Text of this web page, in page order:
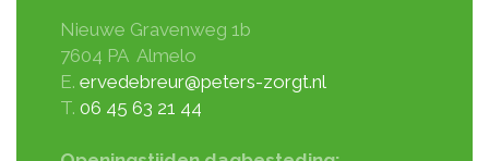
Nieuwe Gravenweg 1b
7604 PA Almelo
E. ervedebreur@peters-zorgt.nl
T. 06 45 63 21 44